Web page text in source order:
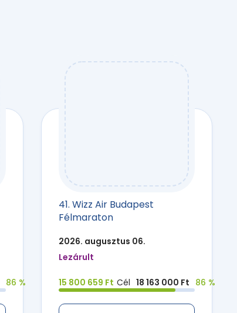
86 %
41. Wizz Air Budapest
Félmaraton
2026. augusztus 06.
Lezárult
15 800 659 Ft Cél 18 163 000 Ft 86 %